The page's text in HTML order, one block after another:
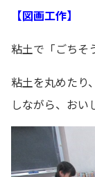
【図画工作】
粘土で「ごちそ
粘土を丸めたり
しながら、おい